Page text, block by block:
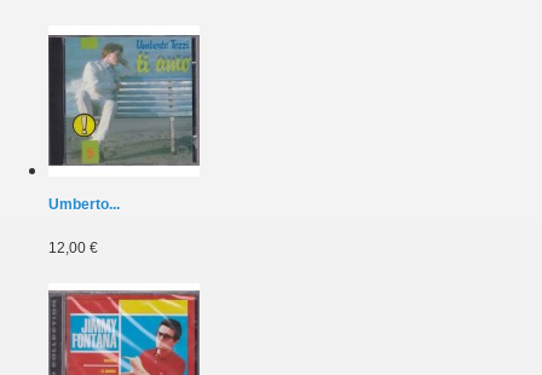
Umberto...
12,00 €